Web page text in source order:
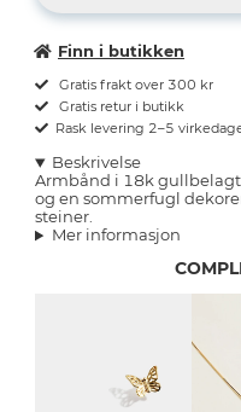
Finn i butikken
Gratis frakt over 300 kr
Gratis retur i butikk
Rask levering 2–5
Beskrivelse
Armbånd i 18k
og en sommerfugl
steiner.
Mer informasjon